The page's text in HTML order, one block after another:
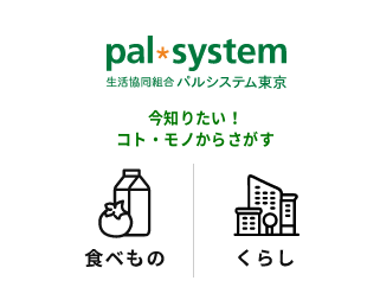
今知りたい！
コト・モノからさがす